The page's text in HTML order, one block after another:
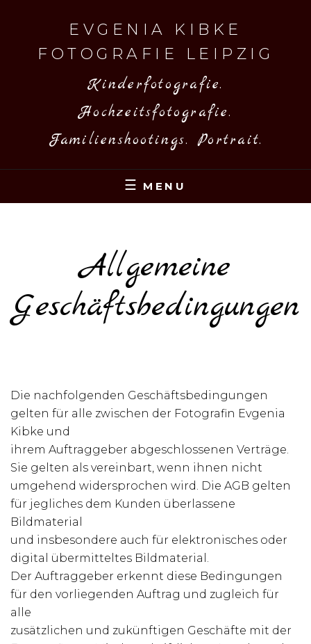
EVGENIA KIBKE
FOTOGRAFIE LEIPZIG
Kinderfotografie.
Hochzeitsfotografie.
Familienshootings. Portrait.
MENU
Allgemeine
Geschäftsbedingungen
Die nachfolgenden Geschäftsbedingungen
gelten für alle zwischen der Fotografin Evgenia
Kibke und
ihrem Auftraggeber abgeschlossenen Verträge.
Sie gelten als vereinbart, wenn ihnen nicht
umgehend widersprochen wird. Die AGB gelten
für jegliches dem Kunden überlassene
Bildmaterial
und insbesondere auch für elektronisches oder
digital übermitteltes Bildmaterial.
Der Auftraggeber erkennt diese Bedingungen
für den vorliegenden Auftrag und zugleich für
alle
zusätzlichen und zukünftigen Geschäfte mit der